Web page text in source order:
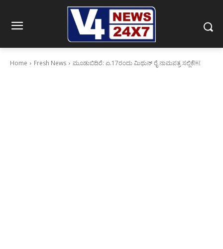
Home Fresh News ಮೂಡುಬಿದಿರೆ: ಏ.17ರಂದು ಮಿಥುನ್ ರೈ ನಾಮಪತ್ರ ಸಲ್ಲಿಕೆ￼